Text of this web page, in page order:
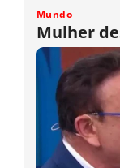
Mundo
Mulher